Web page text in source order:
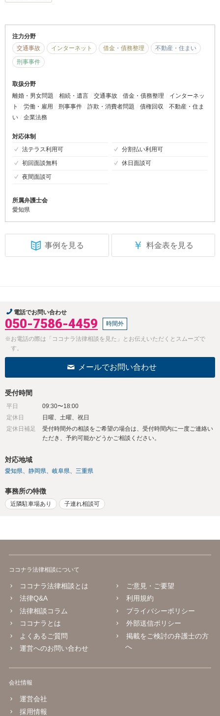
注力分野
交通事故
インターネット 借金・債務整理
不動産・住まい
刑事事件
取扱分野
離婚・男女問題
相続・遺言 交通事故 借金・債務整理
インターネッ
ト
労働・雇用 刑事事件 詐欺・消費者問題 債権回収
不動産・住ま
い
企業法務
対応体制
法テラス利用可
分割払い利用可
初回面談無料
休日面談可
夜間面談可
所属弁護士会
愛知県
事例を見る ￥ 料金表を見る
電話でお問い合わせ
050-7586-4459 時間外
※お電話の際は「ココナラ法律相談を見た」とお伝えいただくとスムーズで
す。
メールでお問い合わせ
受付時間
平日
09:30〜18:00
定休日
日曜、土曜、祝日
定休日補足
受付時間外の相談をご希望の場合は、受付時間内に一度ご連絡い
ただき、予約可能かどうかご相談ください。
対応地域
愛知県 静岡県 岐阜県 三重県
事務所の特徴
近隣駐車場あり 子連れ相談可
ココナラ法律相談について
ココナラ法律相談とは
法律Q&A
法律相談コラム
ココナラとは
よくあるご質問
運営へのお問い合わせ
ご意見・ご要望
利用規約
プライバシーポリシー
外部送信ポリシー
掲載をご検討の弁護士の方
へ
会社情報
運営会社
採用情報